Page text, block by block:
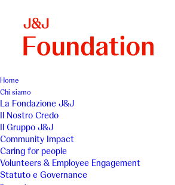
Home
Chi siamo
La Fondazione J&J
Il Nostro Credo
Il Gruppo J&J
Community Impact
Caring for people
Volunteers & Employee Engagement
Statuto e Governance
Home